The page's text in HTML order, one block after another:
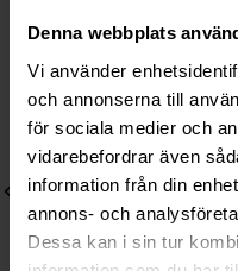
Denna webbplats
Vi använder
och annonserna till
för sociala medier och
vidarebefordrar även
information från din
annons- och
Dessa kan i sin tur